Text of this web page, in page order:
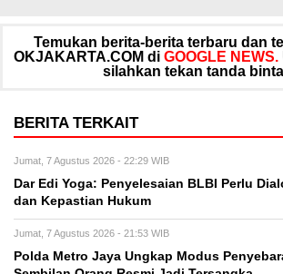
Temukan berita-berita terbaru dan
OKJAKARTA.COM di GOOGLE NEWS.
silahkan tekan tanda
BERITA TERKAIT
Jumat, 7 Agustus 2026 - 22:29 WIB
Dar Edi Yoga: Penyelesaian BLBI Perlu
dan Kepastian Hukum
Jumat, 7 Agustus 2026 - 21:53 WIB
Polda Metro Jaya Ungkap Modus